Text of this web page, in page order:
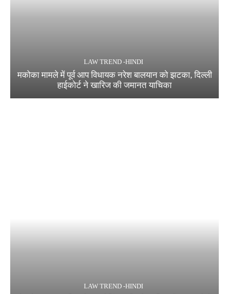
LAW TREND -HINDI
मकोका मामले में पूर्व आप विधायक नरेश बालयान को झटका, दिल्ली
हाईकोर्ट ने खारिज की जमानत याचिका
LAW TREND -HINDI